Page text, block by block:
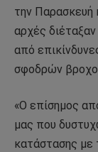
την Παρασκευή
αρχές
από
σφοδρών
«Ο επίσημος
μας που
κατάστασης με